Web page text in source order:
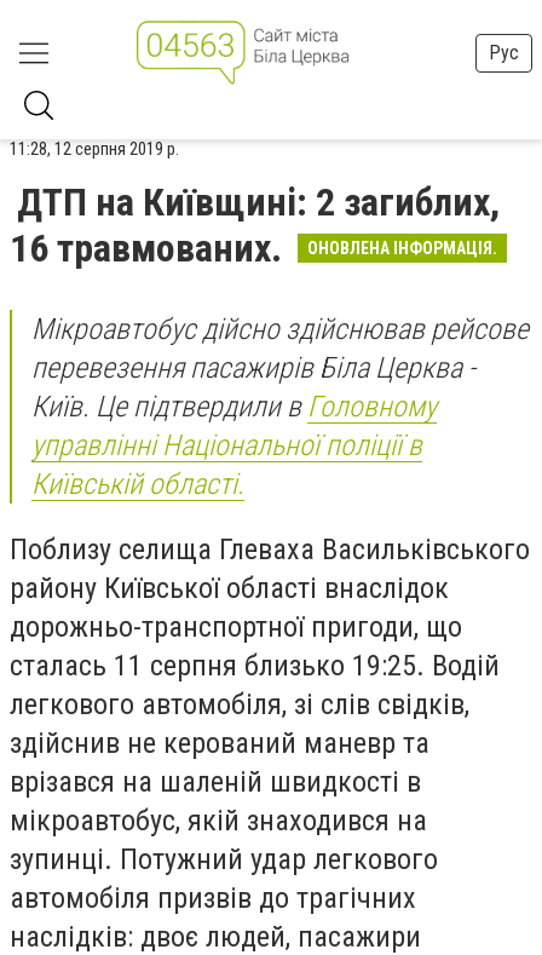
Рус
11:28, 12 серпня 2019 р.
ДТП на Київщині: 2 загиблих,
16 травмованих.
ОНОВЛЕНА ІНФОРМАЦІЯ.
Мікроавтобус дійсно здійснював рейсове
перевезення пасажирів Біла Церква -
Київ. Це підтвердили в Головному
управлінні Національної поліції в
Київській області.
Поблизу селища Глеваха Васильківського
району Київської області внаслідок
дорожньо-транспортної пригоди, що
сталась 11 серпня близько 19:25. Водій
легкового автомобіля, зі слів свідків,
здійснив не керований маневр та
врізався на шаленій швидкості в
мікроавтобус, якій знаходився на
зупинці. Потужний удар легкового
автомобіля призвів до трагічних
наслідків: двоє людей, пасажири